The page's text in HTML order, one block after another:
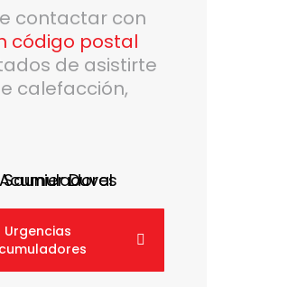
contactar con
código postal
de asistirte
calefacción,
Urgencias